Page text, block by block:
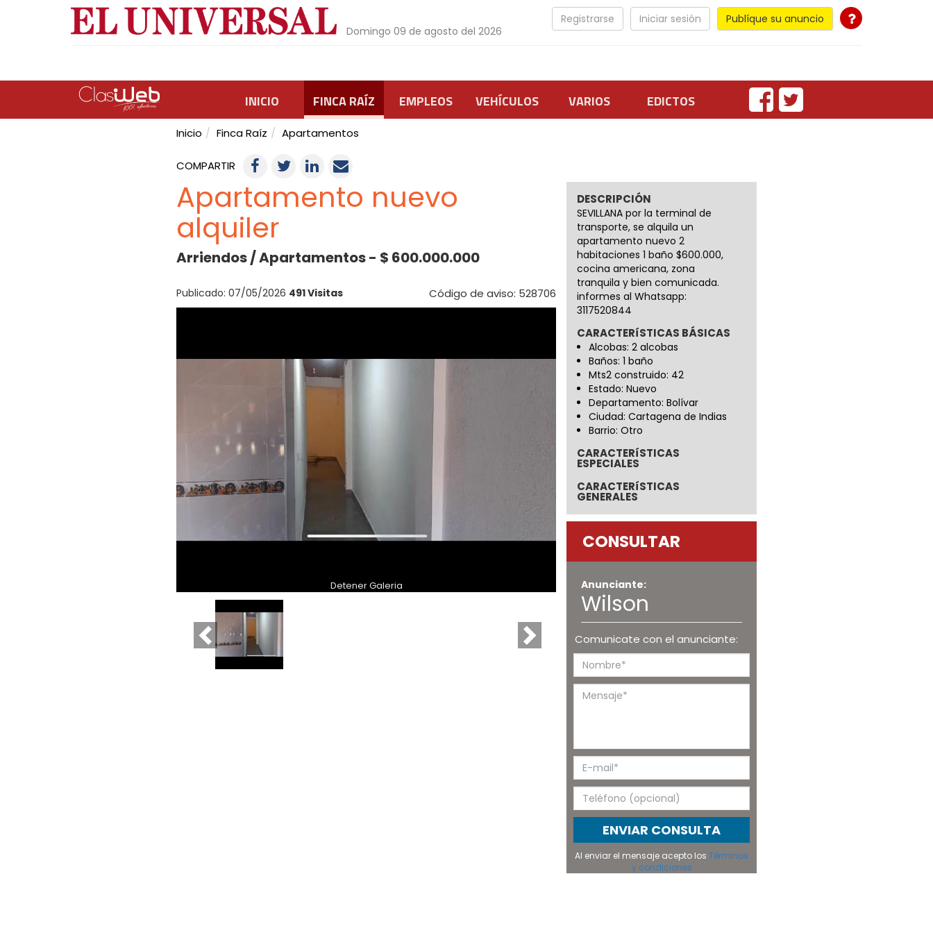
Domingo 09 de agosto del 2026
Publíque su anuncio
Iniciar sesión
Registrarse
INICIO FINCA RAÍZ EMPLEOS VEHÍCULOS VARIOS EDICTOS
Inicio Finca Raíz Apartamentos
COMPARTIR
Apartamento nuevo
alquiler
Arriendos / Apartamentos - $ 600.000.000
Publicado: 07/05/2026 491 Visitas Código de aviso: 528706
Detener Galeria
DESCRIPCIÓN
SEVILLANA por la terminal de
transporte, se alquila un
apartamento nuevo 2
habitaciones 1 baño $600.000,
cocina americana, zona
tranquila y bien comunicada.
informes al Whatsapp:
3117520844
CARACTERíSTICAS BÁSICAS
Alcobas: 2 alcobas
Baños: 1 baño
Mts2 construido: 42
Estado: Nuevo
Departamento: Bolívar
Ciudad: Cartagena de Indias
Barrio: Otro
CARACTERíSTICAS
ESPECIALES
CARACTERíSTICAS
GENERALES
CONSULTAR
Anunciante:
Wilson
Comunicate con el anunciante:
ENVIAR CONSULTA
Al enviar el mensaje acepto losTérminos
y condiciones